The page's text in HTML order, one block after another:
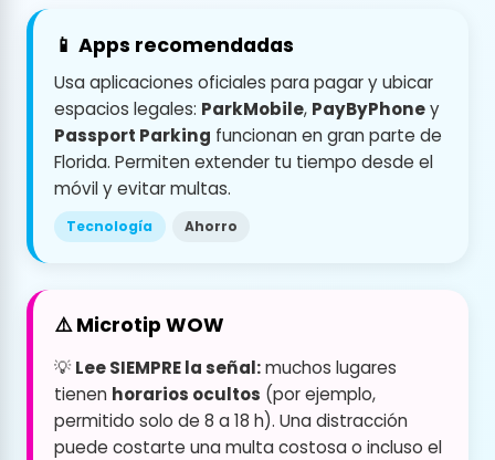
📱 Apps recomendadas
Usa aplicaciones oficiales para pagar y ubicar
espacios legales: ParkMobile, PayByPhoney
Passport Parking funcionan en gran parte de
Florida. Permiten extender tu tiempo desde el
móvil y evitar multas.
Tecnología Ahorro
⚠️ Microtip WOW
💡 Lee SIEMPRE la señal:muchos lugares
tienen horarios ocultos (por ejemplo,
permitido solo de 8 a 18 h). Una distracción
puede costarte una multa costosa o incluso el